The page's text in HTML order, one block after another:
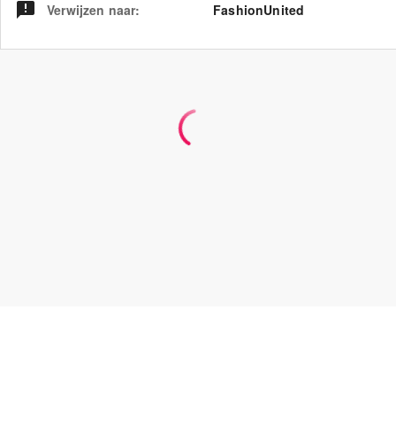
Verwijzen naar: FashionUnited